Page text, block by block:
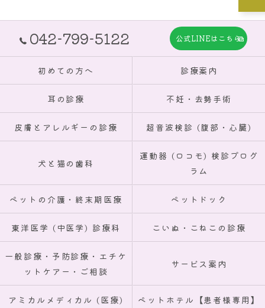
042-799-5122 公式LINEはこちら
初めての方へ 診療案内
耳の診療 不妊・去勢手術
皮膚とアレルギーの診療 超音波検診 (腹部・心臓)
犬と猫の歯科
運動器 (ロコモ) 検診プログ
ラム
ペットの介護・終末期医療 ペットドック
東洋医学 (中医学) 診療科 こいぬ・こねこの診療
一般診療・予防診療・エチケ
ットケアー・ご相談
サービス案内
アミカルメディカル (医療)
ペットホテル【患者様専用】